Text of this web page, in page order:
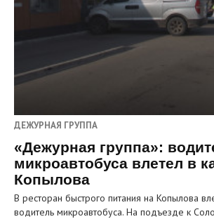
ДЕЖУРНАЯ ГРУППА
«Дежурная группа»:
микроавтобуса влетел в
Копылова
В ресторан быстрого питания на Копылова
водитель микроавтобуса. На подъезде к